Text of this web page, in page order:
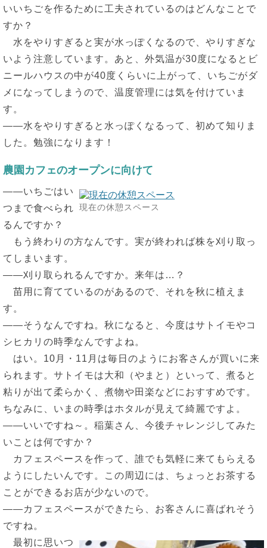
いいちごを作るために工夫されているのはどんなことで
すか？
水をやりすぎると実が水っぽくなるので、やりすぎな
いよう注意しています。あと、外気温が30度になるとビ
ニールハウスの中が40度くらいに上がって、いちごがダ
メになってしまうので、温度管理には気を付けていま
す。
――水をやりすぎると水っぽくなるって、初めて知りま
した。勉強になります！
農園カフェのオープンに向けて
現在の休憩スペース
――いちごはい
つまで食べられ
るんですか？
もう終わりの方なんです。実が終われば株を刈り取っ
てしまいます。
――刈り取られるんですか。来年は…？
苗用に育てているのがあるので、それを秋に植えま
す。
――そうなんですね。秋になると、今度はサトイモやコ
シヒカリの時季なんですよね。
はい。10月・11月は毎日のようにお客さんが買いに来
られます。サトイモは大和（やまと）といって、煮ると
粘りが出て柔らかく、煮物や田楽などにおすすめです。
ちなみに、いまの時季はホタルが見えて綺麗ですよ。
――いいですね～。稲葉さん、今後チャレンジしてみた
いことは何ですか？
カフェスペースを作って、誰でも気軽に来てもらえる
ようにしたいんです。この周辺には、ちょっとお茶する
ことができるお店が少ないので。
――カフェスペースができたら、お客さんに喜ばれそう
ですね。
最初に思いつ